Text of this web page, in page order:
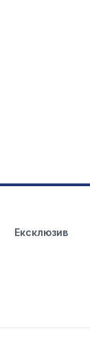
Ексклюзив